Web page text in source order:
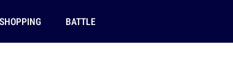
SHOPPING BATTLE